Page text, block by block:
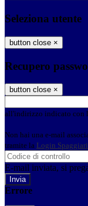
Seleziona utente
button close ×
Recupero
button close ×
all'indirizzo indicato con
Non hai una e-mail
tramite la Login Spaggiari
E-mail inviata, si
Errore